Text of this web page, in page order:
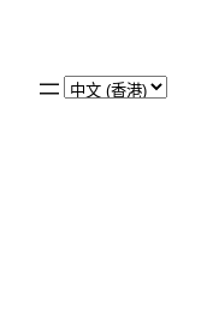
Choose